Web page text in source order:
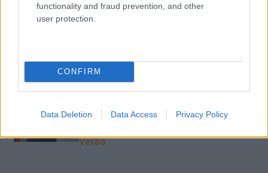
functionality and fraud prevention, and other
user protection.
CONFIRM
Data Deletion Data Access Privacy Policy
Fazer perguntas tira-nos
“Formação em IA para
meter a mão na massa”
SKOLAE Formação, fala
Verão